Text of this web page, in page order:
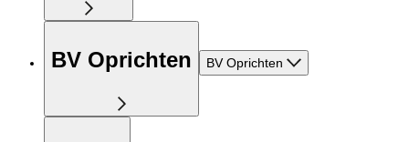
BV Oprichten BV Oprichten